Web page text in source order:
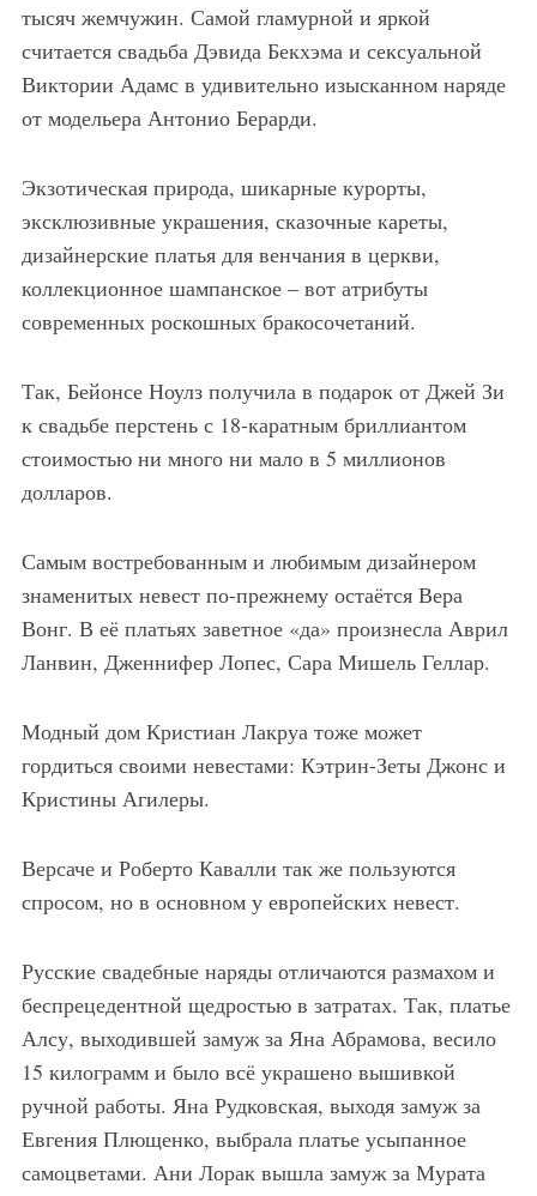
тысяч жемчужин. Самой гламурной и яркой
считается свадьба Дэвида Бекхэма и сексуальной
Виктории Адамс в удивительно изысканном наряде
от модельера Антонио Берарди.
Экзотическая природа, шикарные курорты,
эксклюзивные украшения, сказочные кареты,
дизайнерские платья для венчания в церкви,
коллекционное шампанское – вот атрибуты
современных роскошных бракосочетаний.
Так, Бейонсе Ноулз получила в подарок от Джей Зи
к свадьбе перстень с 18-каратным бриллиантом
стоимостью ни много ни мало в 5 миллионов
долларов.
Самым востребованным и любимым дизайнером
знаменитых невест по-прежнему остаётся Вера
Вонг. В её платьях заветное «да» произнесла Аврил
Ланвин, Дженнифер Лопес, Сара Мишель Геллар.
Модный дом Кристиан Лакруа тоже может
гордиться своими невестами: Кэтрин-Зеты Джонс и
Кристины Агилеры.
Версаче и Роберто Кавалли так же пользуются
спросом, но в основном у европейских невест.
Русские свадебные наряды отличаются размахом и
беспрецедентной щедростью в затратах. Так, платье
Алсу, выходившей замуж за Яна Абрамова, весило
15 килограмм и было всё украшено вышивкой
ручной работы. Яна Рудковская, выходя замуж за
Евгения Плющенко, выбрала платье усыпанное
самоцветами. Ани Лорак вышла замуж за Мурата